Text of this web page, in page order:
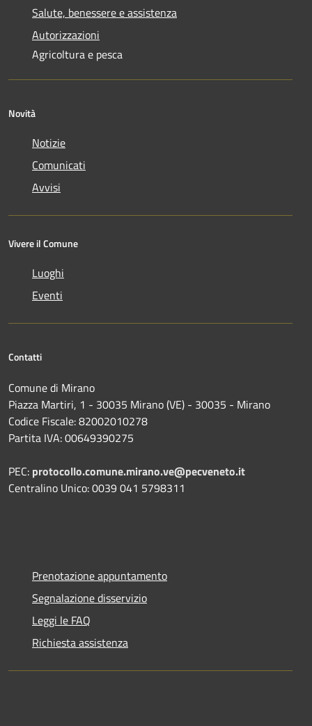
Salute, benessere e assistenza
Autorizzazioni
Agricoltura e pesca
Novità
Notizie
Comunicati
Avvisi
Vivere il Comune
Luoghi
Eventi
Contatti
Comune di Mirano
Piazza Martiri, 1 - 30035 Mirano (VE) - 30035 - Mirano
Codice Fiscale: 82002010278
Partita IVA: 00649390275
PEC: protocollo.comune.mirano.ve@pecveneto.it
Centralino Unico: 0039 041 5798311
Prenotazione appuntamento
Segnalazione disservizio
Leggi le FAQ
Richiesta assistenza